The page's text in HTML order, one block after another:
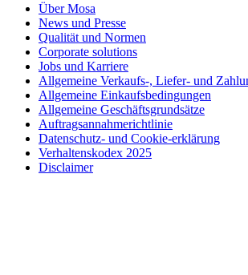
Über Mosa
News und Presse
Qualität und Normen
Corporate solutions
Jobs und Karriere
Allgemeine Verkaufs-, Liefer- und
Allgemeine Einkaufsbedingungen
Allgemeine Geschäftsgrundsätze
Auftragsannahmerichtlinie
Datenschutz- und Cookie-erklärung
Verhaltenskodex 2025
Disclaimer